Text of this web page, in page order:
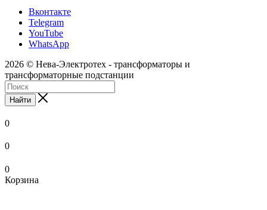
Вконтакте
Telegram
YouTube
WhatsApp
2026 © Нева-Электротех - трансформаторы и
трансформаторные подстанции
Найти
0
0
0
Корзина